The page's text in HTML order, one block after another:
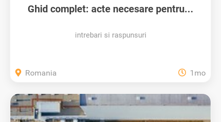
Ghid complet: acte necesare pentru...
intrebari si raspunsuri
Romania 1mo